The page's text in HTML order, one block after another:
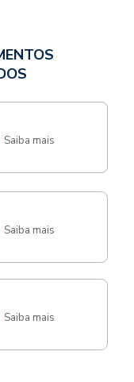
Saiba mais
Saiba mais
Saiba mais